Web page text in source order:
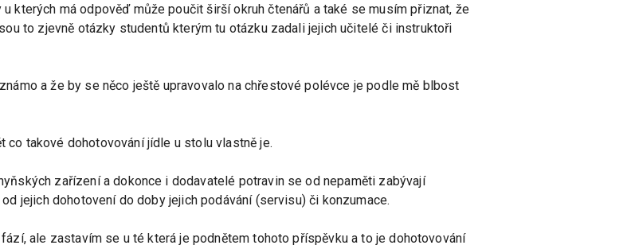
kterých má odpověď může poučit širší okruh čtenářů a také se musím přiznat, že
to zjevně otázky studentů kterým tu otázku zadali jejich učitelé či instruktoři
a že by se něco ještě upravovalo na chřestové polévce je podle mě blbost
takové dohotovování jídle u stolu vlastně je.
zařízení a dokonce i dodavatelé potravin se od nepaměti zabývají
jejich dohotovení do doby jejich podávání (servisu) či konzumace.
ale zastavím se u té která je podnětem tohoto příspěvku a to je dohotovování